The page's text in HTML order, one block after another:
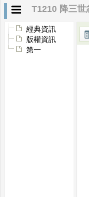
經典資訊
版權資訊
第一